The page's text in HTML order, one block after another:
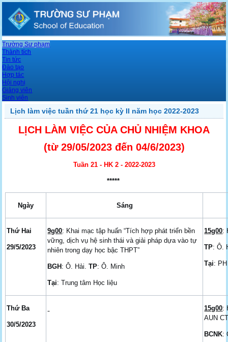
Trường Sư phạm
Thành tích
Tin tức
Đào tạo
Hợp tác
Hội nghị
Giảng viên
Sinh viên
Lịch làm việc tuần thứ 21 học kỳ II năm học 2022-2023
LỊCH LÀM VIỆC CỦA CHỦ NHIỆM KHOA
(từ 29/05/2023 đến 04/6/2023)
Tuần 21 - HK 2 - 2022-2023
*****
Ngày Sáng
Thứ Hai
29/5/2023
9g00: Khai mạc tập huấn “Tích hợp phát triển bền
vững, dịch vụ hệ sinh thái và giải pháp dựa vào tự
nhiên trong dạy học bậc THPT”
BGH : Ô. Hải. TP: Ô. Minh
Tại: Trung tâm Học liệu
15g00:
TP: Ô.
Tại:
Thứ Ba
30/5/2023
15g00:
AUN
BCNK: